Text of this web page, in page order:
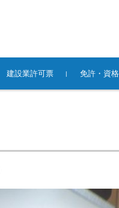
建設業許可票 免許・資格